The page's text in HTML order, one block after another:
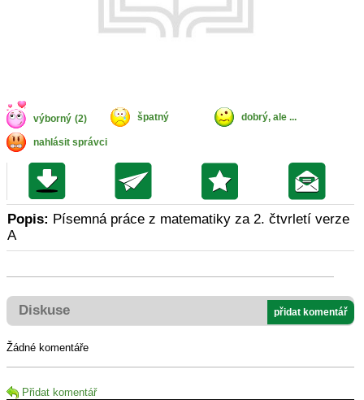
výborný (2) špatný dobrý, ale ...
nahlásit správci
Popis: Písemná práce z matematiky za 2. čtvrletí verze
A
Diskuse přidat komentář
Žádné komentáře
Přidat komentář